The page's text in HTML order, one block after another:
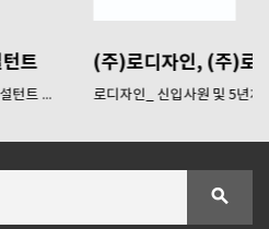
(주)로디자인, (주)로건...
로디자인_ 신입사원 및 5년차 ...
search